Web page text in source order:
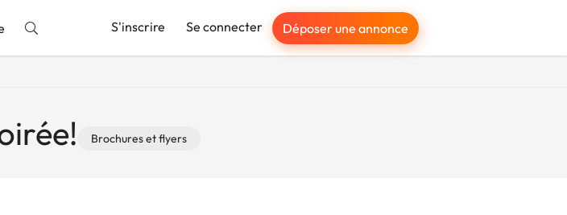
S'inscrire Se connecter Déposer une annonce
Brochures et flyers